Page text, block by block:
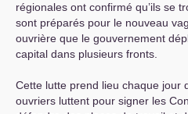
régionales ont confirmé qu’ils se
sont préparés pour le nouveau
ouvrière que le gouvernement
capital dans plusieurs fronts.
Cette lutte prend lieu chaque jour
ouvriers luttent pour signer les